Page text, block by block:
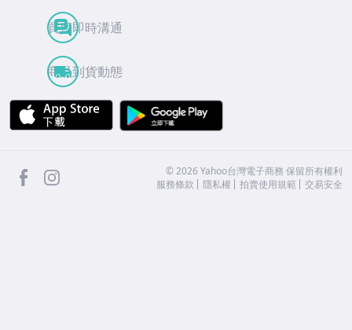
買賣即時溝通
商品到貨動態
APP Store
facebook ©2026 Yahoo台灣電子商務 保留所有權利
服務條款
隱私權 拍賣使用規範 交易安全